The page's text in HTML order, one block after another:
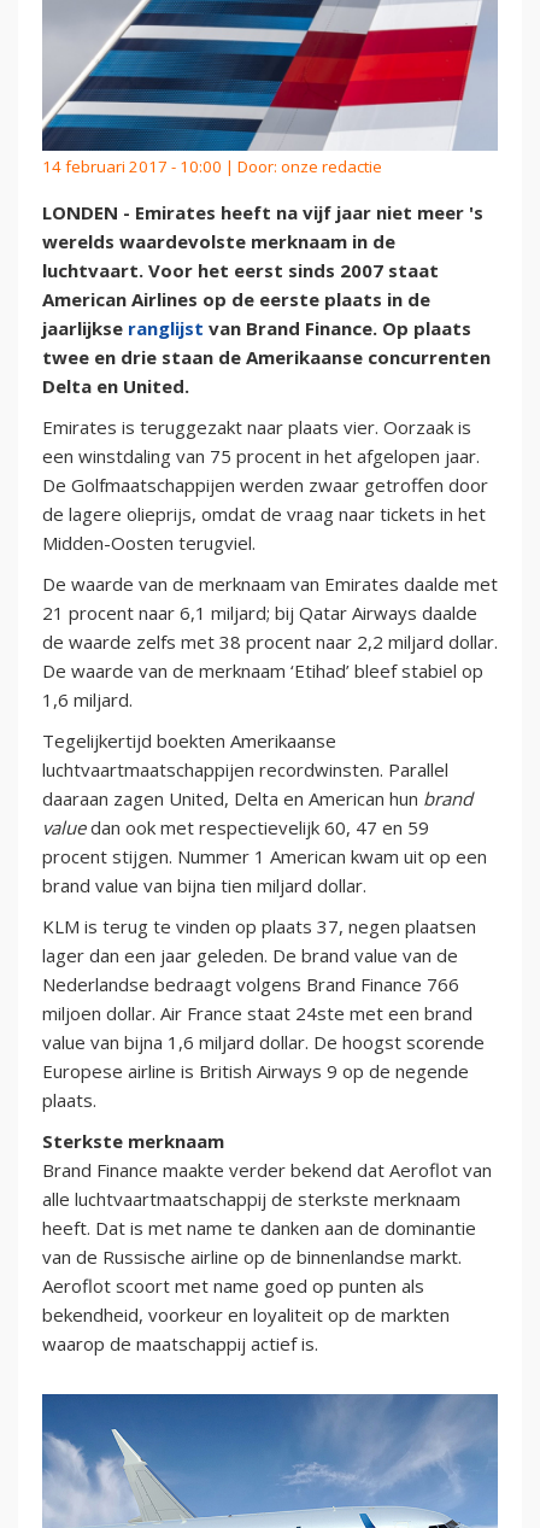
14 februari 2017 - 10:00 | Door: onze redactie
LONDEN - Emirates heeft na vijf jaar niet meer 's
werelds waardevolste merknaam in de
luchtvaart. Voor het eerst sinds 2007 staat
American Airlines op de eerste plaats in de
jaarlijkse ranglijst van Brand Finance. Op plaats
twee en drie staan de Amerikaanse concurrenten
Delta en United.
Emirates is teruggezakt naar plaats vier. Oorzaak is
een winstdaling van 75 procent in het afgelopen jaar.
De Golfmaatschappijen werden zwaar getroffen door
de lagere olieprijs, omdat de vraag naar tickets in het
Midden-Oosten terugviel.
De waarde van de merknaam van Emirates daalde met
21 procent naar 6,1 miljard; bij Qatar Airways daalde
de waarde zelfs met 38 procent naar 2,2 miljard dollar.
De waarde van de merknaam ‘Etihad’ bleef stabiel op
1,6 miljard.
Tegelijkertijd boekten Amerikaanse
luchtvaartmaatschappijen recordwinsten. Parallel
daaraan zagen United, Delta en American hun brand
valuedan ook met respectievelijk 60, 47 en 59
procent stijgen. Nummer 1 American kwam uit op een
brand value van bijna tien miljard dollar.
KLM is terug te vinden op plaats 37, negen plaatsen
lager dan een jaar geleden. De brand value van de
Nederlandse bedraagt volgens Brand Finance 766
miljoen dollar. Air France staat 24ste met een brand
value van bijna 1,6 miljard dollar. De hoogst scorende
Europese airline is British Airways 9 op de negende
plaats.
Sterkste merknaam
Brand Finance maakte verder bekend dat Aeroflot van
alle luchtvaartmaatschappij de sterkste merknaam
heeft. Dat is met name te danken aan de dominantie
van de Russische airline op de binnenlandse markt.
Aeroflot scoort met name goed op punten als
bekendheid, voorkeur en loyaliteit op de markten
waarop de maatschappij actief is.